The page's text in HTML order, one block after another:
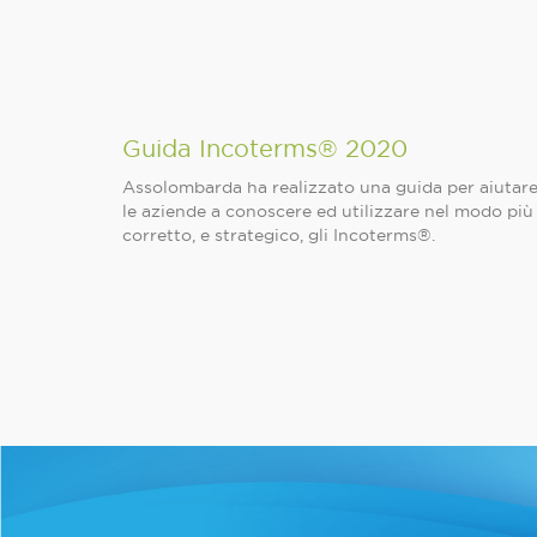
Guida Incoterms® 2020
Assolombarda ha realizzato una guida per aiutare
le aziende a conoscere ed utilizzare nel modo più
corretto, e strategico, gli Incoterms®.